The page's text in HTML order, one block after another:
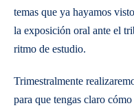
temas que ya hayamos
la exposición oral ante el
ritmo de estudio.
Trimestralmente
para que tengas claro